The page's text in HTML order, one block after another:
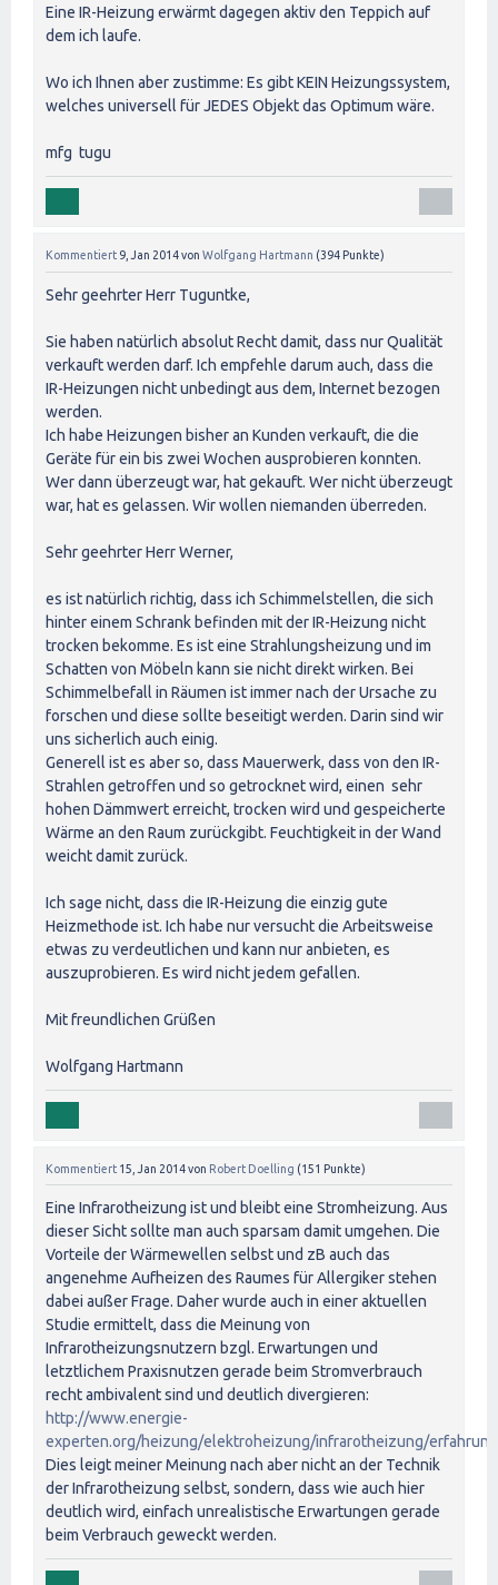
Eine IR-Heizung erwärmt dagegen aktiv den Teppich auf
dem ich laufe.
Wo ich Ihnen aber zustimme: Es gibt KEIN Heizungssystem,
welches universell für JEDES Objekt das Optimum wäre.
mfg tugu
Kommentiert 9, Jan 2014von Wolfgang Hartmann (394 Punkte)
Sehr geehrter Herr Tuguntke,
Sie haben natürlich absolut Recht damit, dass nur Qualität
verkauft werden darf. Ich empfehle darum auch, dass die
IR-Heizungen nicht unbedingt aus dem, Internet bezogen
werden.
Ich habe Heizungen bisher an Kunden verkauft, die die
Geräte für ein bis zwei Wochen ausprobieren konnten.
Wer dann überzeugt war, hat gekauft. Wer nicht überzeugt
war, hat es gelassen. Wir wollen niemanden überreden.
Sehr geehrter Herr Werner,
es ist natürlich richtig, dass ich Schimmelstellen, die sich
hinter einem Schrank befinden mit der IR-Heizung nicht
trocken bekomme. Es ist eine Strahlungsheizung und im
Schatten von Möbeln kann sie nicht direkt wirken. Bei
Schimmelbefall in Räumen ist immer nach der Ursache zu
forschen und diese sollte beseitigt werden. Darin sind wir
uns sicherlich auch einig.
Generell ist es aber so, dass Mauerwerk, dass von den IR-
Strahlen getroffen und so getrocknet wird, einen sehr
hohen Dämmwert erreicht, trocken wird und gespeicherte
Wärme an den Raum zurückgibt. Feuchtigkeit in der Wand
weicht damit zurück.
Ich sage nicht, dass die IR-Heizung die einzig gute
Heizmethode ist. Ich habe nur versucht die Arbeitsweise
etwas zu verdeutlichen und kann nur anbieten, es
auszuprobieren. Es wird nicht jedem gefallen.
Mit freundlichen Grüßen
Wolfgang Hartmann
Kommentiert 15, Jan 2014von Robert Doelling (151 Punkte)
Eine Infrarotheizung ist und bleibt eine Stromheizung. Aus
dieser Sicht sollte man auch sparsam damit umgehen. Die
Vorteile der Wärmewellen selbst und zB auch das
angenehme Aufheizen des Raumes für Allergiker stehen
dabei außer Frage. Daher wurde auch in einer aktuellen
Studie ermittelt, dass die Meinung von
Infrarotheizungsnutzern bzgl. Erwartungen und
letztlichem Praxisnutzen gerade beim Stromverbrauch
recht ambivalent sind und deutlich divergieren:
http://www.energie-
experten.org/heizung/elektroheizung/infrarotheizung/
Dies leigt meiner Meinung nach aber nicht an der Technik
der Infrarotheizung selbst, sondern, dass wie auch hier
deutlich wird, einfach unrealistische Erwartungen gerade
beim Verbrauch geweckt werden.